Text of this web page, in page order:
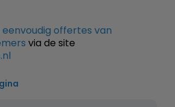
eenvoudig offertes van
via de site